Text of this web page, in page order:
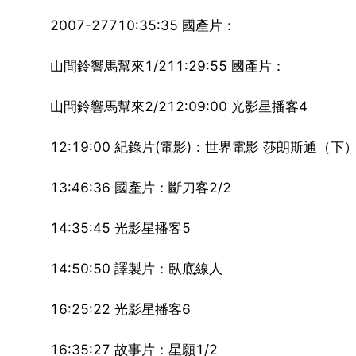
2007-27710:35:35 國產片：
山間鈴響馬幫來1/211:29:55 國產片：
山間鈴響馬幫來2/212:09:00 光影星播客4
12:19:00 紀錄片(電影)：世界電影 莎朗斯通（下
13:46:36 國產片：斷刀客2/2
14:35:45 光影星播客5
14:50:50 譯製片：臥底線人
16:25:22 光影星播客6
16:35:27 故事片：星願1/2